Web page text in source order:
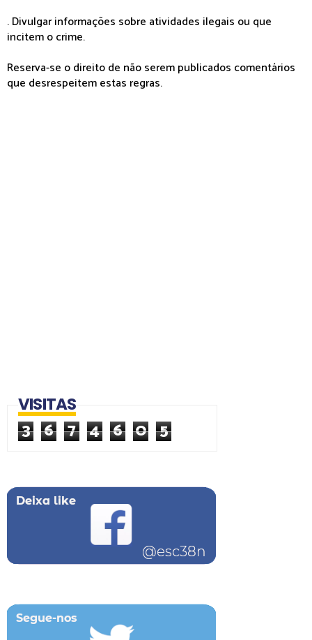
. Divulgar informações sobre atividades ilegais ou que
incitem o crime.
Reserva-se o direito de não serem publicados comentários
que desrespeitem estas regras.
VISITAS
3 6 7 4 6 0 5